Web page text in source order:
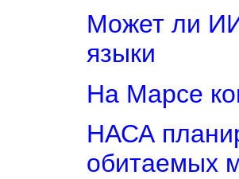
Может ли
языки
На Марсе
НАСА
обитаемых